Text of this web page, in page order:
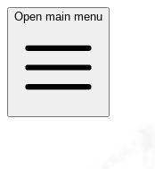
Open main menu